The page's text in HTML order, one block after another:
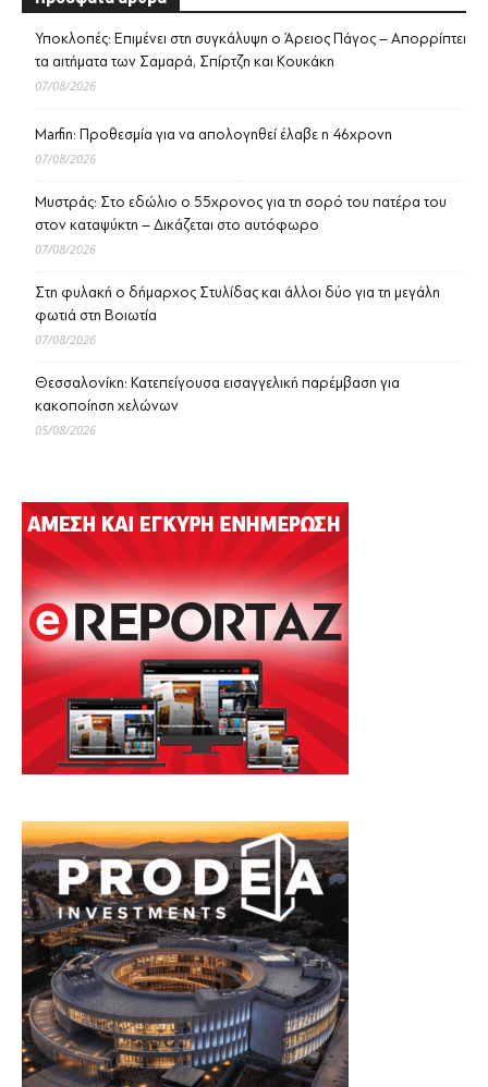
Υποκλοπές: Επιμένει στη συγκάλυψη ο Άρειος Πάγος – Απορρίπτει
τα αιτήματα των Σαμαρά, Σπίρτζη και Κουκάκη
07/08/2026
Marfin: Προθεσμία για να απολογηθεί έλαβε η 46χρονη
07/08/2026
Μυστράς: Στο εδώλιο ο 55χρονος για τη σορό του πατέρα του
στον καταψύκτη – Δικάζεται στο αυτόφωρο
07/08/2026
Στη φυλακή ο δήμαρχος Στυλίδας και άλλοι δύο για τη μεγάλη
φωτιά στη Βοιωτία
07/08/2026
Θεσσαλονίκη: Κατεπείγουσα εισαγγελική παρέμβαση για
κακοποίηση χελώνων
05/08/2026